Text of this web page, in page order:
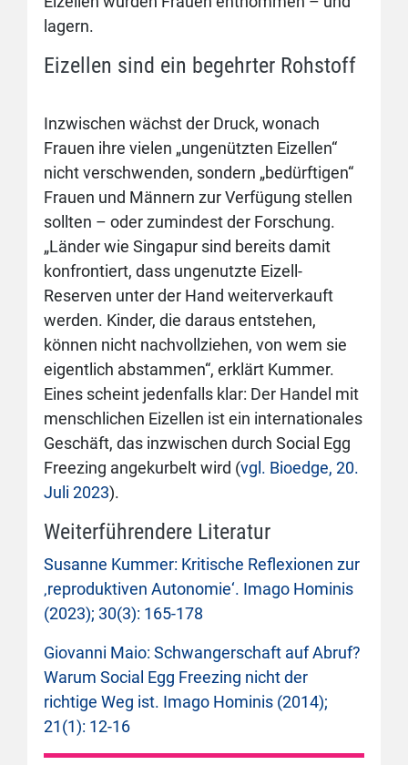
lagern.
Eizellen sind ein begehrter Rohstoff
Inzwischen wächst der Druck, wonach
Frauen ihre vielen „ungenützten Eizellen“
nicht verschwenden, sondern „bedürftigen“
Frauen und Männern zur Verfügung stellen
sollten – oder zumindest der Forschung.
„Länder wie Singapur sind bereits damit
konfrontiert, dass ungenutzte Eizell-
Reserven unter der Hand weiterverkauft
werden. Kinder, die daraus entstehen,
können nicht nachvollziehen, von wem sie
eigentlich abstammen“, erklärt Kummer.
Eines scheint jedenfalls klar: Der Handel mit
menschlichen Eizellen ist ein internationales
Geschäft, das inzwischen durch Social Egg
Freezing angekurbelt wird (vgl. Bioedge, 20.
Juli 2023).
Weiterführendere Literatur
Susanne Kummer: Kritische Reflexionen zur
‚reproduktiven Autonomie‘. Imago Hominis
(2023); 30(3): 165-178
Giovanni Maio: Schwangerschaft auf Abruf?
Warum Social Egg Freezing nicht der
richtige Weg ist. Imago Hominis (2014);
21(1): 12-16